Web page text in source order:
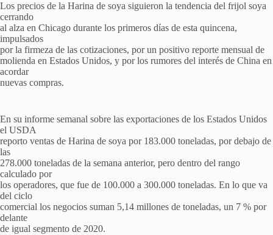
Los precios de la Harina de soya siguieron la tendencia del frijol soya
cerrando
al alza en Chicago durante los primeros días de esta quincena,
impulsados
por la firmeza de las cotizaciones, por un positivo reporte mensual de
molienda en Estados Unidos, y por los rumores del interés de China en
acordar
nuevas compras.
En su informe semanal sobre las exportaciones de los Estados Unidos
el USDA
reporto ventas de Harina de soya por 183.000 toneladas, por debajo de
las
278.000 toneladas de la semana anterior, pero dentro del rango
calculado por
los operadores, que fue de 100.000 a 300.000 toneladas. En lo que va
del ciclo
comercial los negocios suman 5,14 millones de toneladas, un 7 % por
delante
de igual segmento de 2020.